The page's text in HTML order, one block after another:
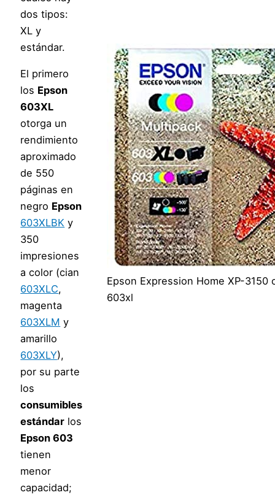
dos tipos:
XL y
estándar.
El primero
los Epson
603XL
otorga un
rendimiento
aproximado
de 550
páginas en
negro Epson
603XLBK y
350
impresiones
a color (cian
603XLC,
magenta
603XLM y
amarillo
603XLY),
por su parte
los
consumibles
estándar los
Epson 603
tienen
menor
capacidad;
Epson Expression Home XP-3150
603xl